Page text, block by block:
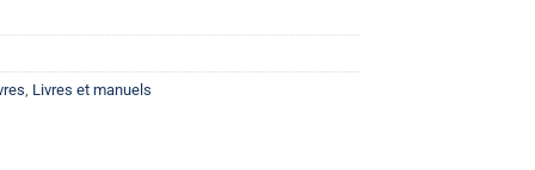
Livres et manuels